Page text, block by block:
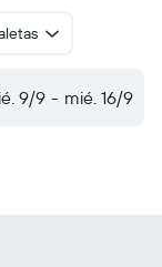
9/9 - mié. 16/9